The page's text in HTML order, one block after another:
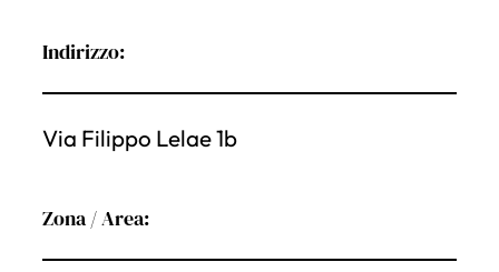
Indirizzo:
Via Filippo Lelae 1b
Zona / Area: